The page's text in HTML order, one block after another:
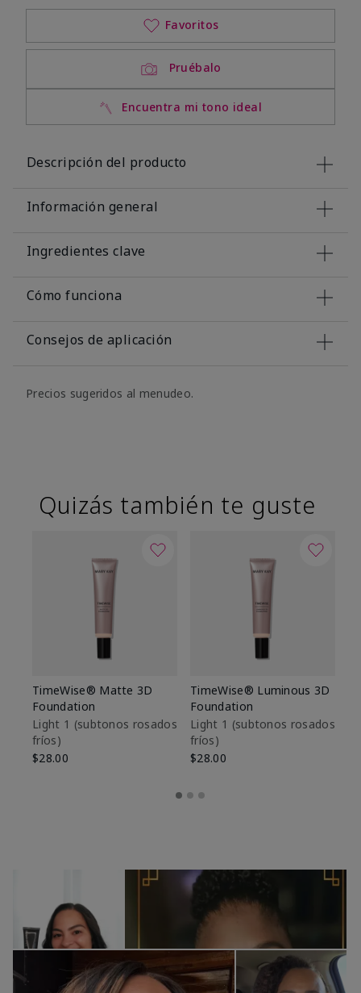
Pruébalo
Encuentra mi tono ideal
Favoritos
Descripción del producto
Información general
Ingredientes clave
Cómo funciona
Consejos de aplicación
Precios sugeridos al menudeo.
Quizás también te guste
TimeWise® Matte 3D
Foundation
Light 1​ (subtonos rosados
fríos)
$28.00
TimeWise® Luminous 3D
Foundation
Light 1​ (subtonos rosados
fríos)
$28.00